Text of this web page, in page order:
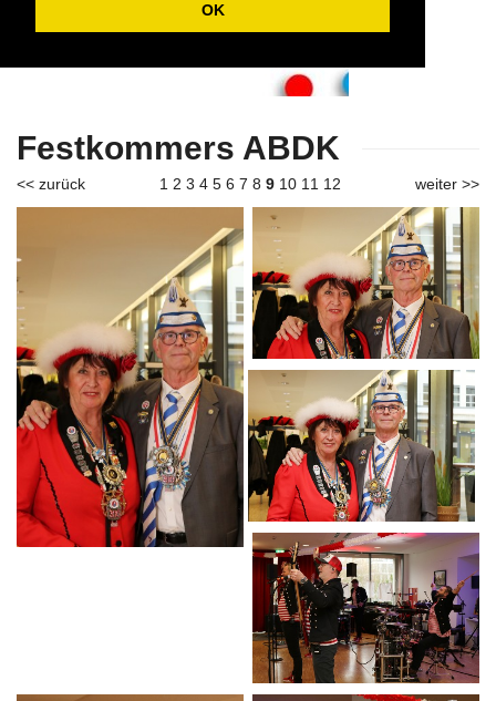
OK
Festkommers ABDK
<< zurück 1 2 3 4 5 6 7 8 9 10 11 12 weiter >>